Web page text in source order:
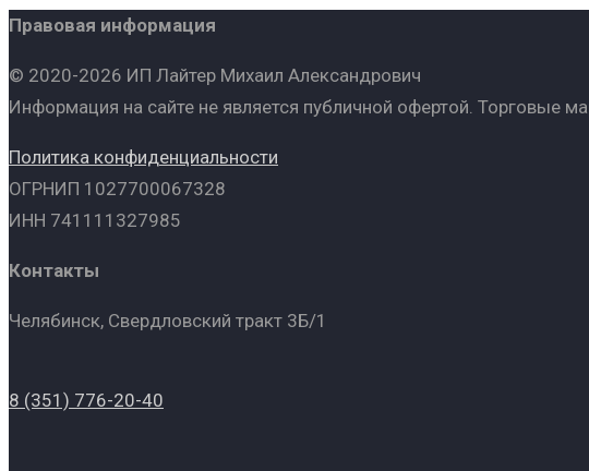
Правовая информация
© 2020-2026 ИП Лайтер Михаил Александрович
Информация на сайте не является публичной офертой. Торговые
Политика конфиденциальности
ОГРНИП 1027700067328
ИНН 741111327985
Контакты
Челябинск, Свердловский тракт 3Б/1
8 (351) 776-20-40